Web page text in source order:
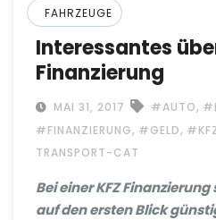
FAHRZEUGE
Interessantes
Finanzierung
MAI 31, 2017 #AUTO,
#FINANZIERUNG, #GELD,
TRANSPORT-CAT
Bei einer KFZ
auf den ersten Blick